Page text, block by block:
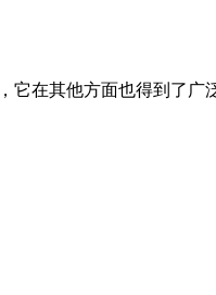
在其他方面也得到了广